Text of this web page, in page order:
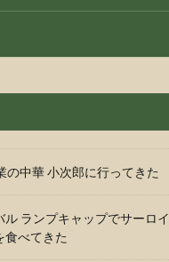
の中華 小次郎に行ってきた
ル ランプキャップでサーロイ
食べてきた